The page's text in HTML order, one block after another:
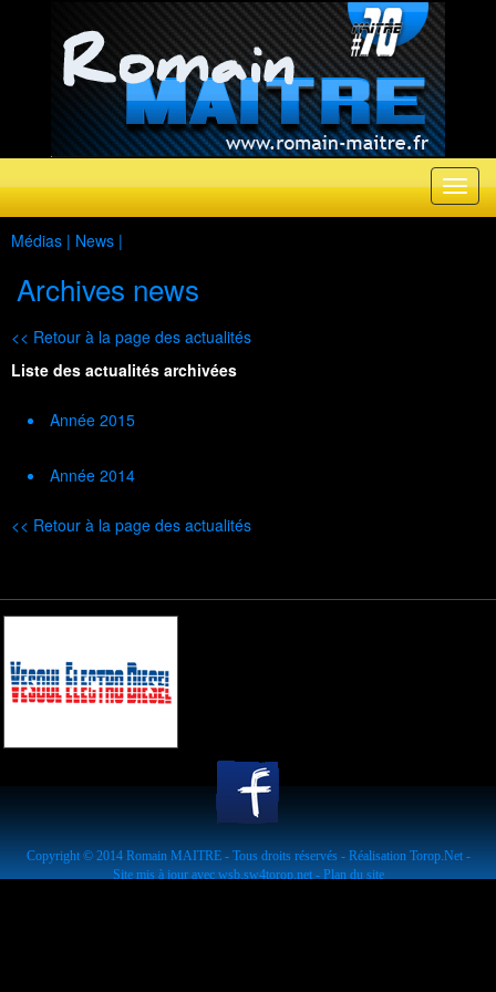
Médias | News |
Archives news
<< Retour à la page des actualités
Liste des actualités archivées
Année 2015
Année 2014
<< Retour à la page des actualités
Copyright © 2014 Romain MAITRE- Tous droits réservés - Réalisation Torop.Net-
Site mis à jour avec wsb.sw4torop.net- Plan du site